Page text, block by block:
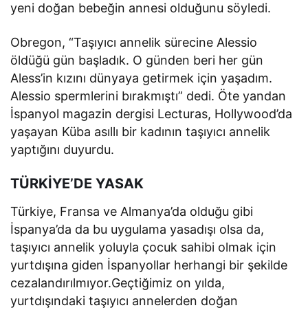
yeni doğan bebeğin annesi olduğunu söyledi.
Obregon, “Taşıyıcı annelik sürecine Alessio
öldüğü gün başladık. O günden beri her gün
Aless’in kızını dünyaya getirmek için yaşadım.
Alessio spermlerini bırakmıştı” dedi. Öte yandan
İspanyol magazin dergisi Lecturas, Hollywood’da
yaşayan Küba asıllı bir kadının taşıyıcı annelik
yaptığını duyurdu.
TÜRKİYE’DE YASAK
Türkiye, Fransa ve Almanya’da olduğu gibi
İspanya’da da bu uygulama yasadışı olsa da,
taşıyıcı annelik yoluyla çocuk sahibi olmak için
yurtdışına giden İspanyollar herhangi bir şekilde
cezalandırılmıyor.Geçtiğimiz on yılda,
yurtdışındaki taşıyıcı annelerden doğan